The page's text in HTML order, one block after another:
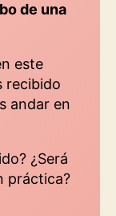
de una
este
recibido
andar en
¿Será
práctica?